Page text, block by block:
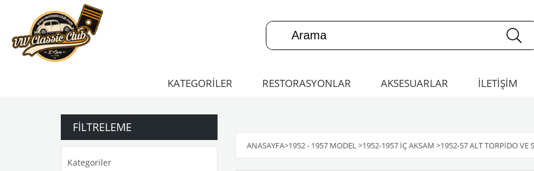
KATEGORİLER RESTORASYONLAR AKSESUARLAR İLETİŞİM
FILTRELEME
Kategoriler
ANASAYFA>1952 - 1957 MODEL>1952-1957 İÇ AKSAM >1952-57 ALT TORPIDO VE